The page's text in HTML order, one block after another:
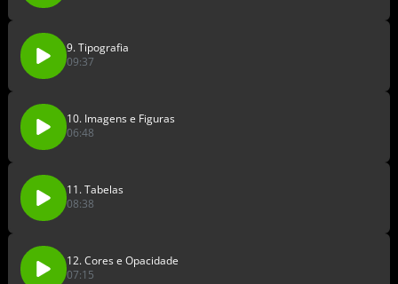
9. Tipografia
09:37
10. Imagens e Figuras
06:48
11. Tabelas
08:38
12. Cores e Opacidade
07:15